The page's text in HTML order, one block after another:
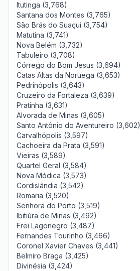
Itutinga (3,768)
Santana dos Montes (3,765)
São Brás do Suaçuí (3,754)
Matutina (3,741)
Nova Belém (3,732)
Tabuleiro (3,708)
Córrego do Bom Jesus (3,694)
Catas Altas da Noruega (3,653)
Pedrinópolis (3,643)
Cruzeiro da Fortaleza (3,639)
Pratinha (3,631)
Alvorada de Minas (3,605)
Santo Antônio do Aventureiro (3,602)
Carvalhópolis (3,597)
Cachoeira da Prata (3,591)
Vieiras (3,589)
Quartel Geral (3,584)
Nova Módica (3,573)
Cordislândia (3,542)
Romaria (3,520)
Senhora do Porto (3,519)
Ibitiúra de Minas (3,492)
Frei Lagonegro (3,487)
Fernandes Tourinho (3,466)
Coronel Xavier Chaves (3,441)
Belmiro Braga (3,425)
Divinésia (3,424)